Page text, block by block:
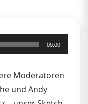
00:00
Moderatoren
und Andy